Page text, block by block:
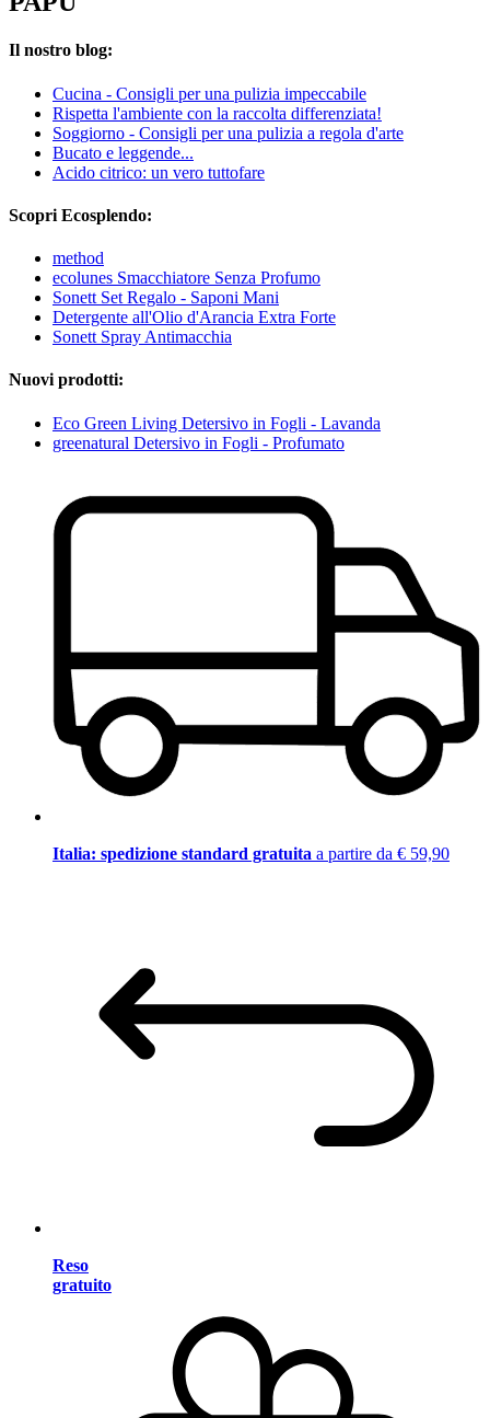
Il nostro blog:
Cucina - Consigli per una pulizia impeccabile
Rispetta l'ambiente con la raccolta differenziata!
Soggiorno - Consigli per una pulizia a regola d'arte
Bucato e leggende...
Acido citrico: un vero tuttofare
Scopri Ecosplendo:
method
ecolunes Smacchiatore Senza Profumo
Sonett Set Regalo - Saponi Mani
Detergente all'Olio d'Arancia Extra Forte
Sonett Spray Antimacchia
Nuovi prodotti:
Eco Green Living Detersivo in Fogli - Lavanda
greenatural Detersivo in Fogli - Profumato
Italia: spedizione standard gratuita a partire da € 59,90
Reso
gratuito